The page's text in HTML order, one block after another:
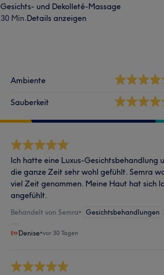
Gesichts- und Dekolleté-Massage
30 Min.Details anzeigen
Ambiente
Sauberkeit
Ich hatte eine Luxus-Gesichtsbehandlung
die ganze Zeit sehr wohl gefühlt. Semra
viel Zeit genommen. Meine Haut hat sich
angefühlt.
Behandelt von Semra• Gesichtsbehandlungen
Denise•vor 30 Tagen